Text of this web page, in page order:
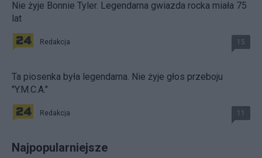
Nie żyje Bonnie Tyler. Legendarna gwiazda rocka miała 75
lat
Redakcja 15
Ta piosenka była legendarna. Nie żyje głos przeboju
"Y.M.C.A."
Redakcja 11
Najpopularniejsze